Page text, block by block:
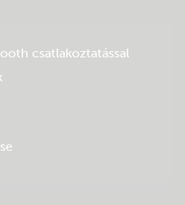
csatlakoztatással